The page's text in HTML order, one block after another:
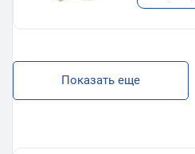
Показать еще